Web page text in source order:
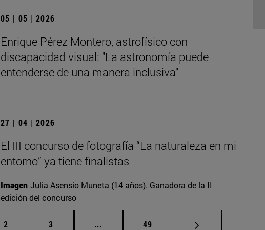
05 | 05 | 2026
Enrique Pérez Montero, astrofísico con
discapacidad visual: "La astronomía puede
entenderse de una manera inclusiva"
27 | 04 | 2026
El III concurso de fotografía “La naturaleza en mi
entorno” ya tiene finalistas
Imagen Julia Asensio Muneta (14 años). Ganadora de la II
edición del concurso
Página
2 Página
3 ... Páginas intermedias Use TAB para
Página
49